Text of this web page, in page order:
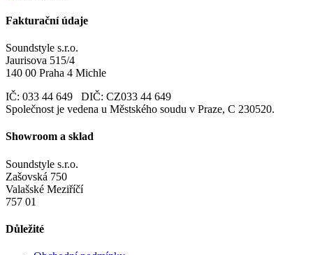
Fakturační údaje
Soundstyle s.r.o.
Jaurisova 515/4
140 00 Praha 4 Michle
IČ: 033 44 649 DIČ: CZ033 44 649
Společnost je vedena u Městského soudu v Praze, C 230520.
Showroom a sklad
Soundstyle s.r.o.
Zašovská 750
Valašské Meziříčí
757 01
Důležité